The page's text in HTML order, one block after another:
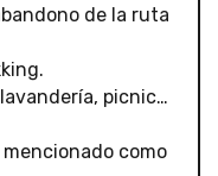
de la ruta
picnic…
como